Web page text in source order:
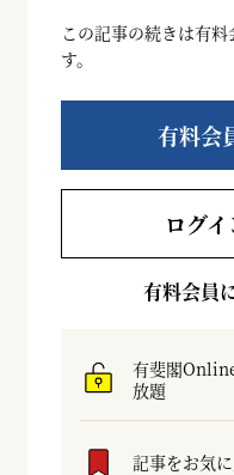
この記事の続きは有
す。
有料会
ログイ
有料会員
有斐閣
放題
記事をお気